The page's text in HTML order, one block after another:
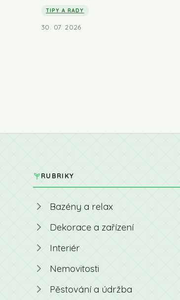
TIPY A RADY
30. 07. 2026
RUBRIKY
Bazény a relax
Dekorace a zařízení
Interiér
Nemovitosti
Pěstování a údržba